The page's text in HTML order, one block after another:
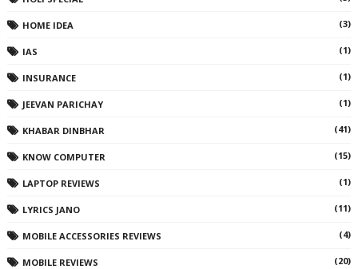
HOME IDEA (3)
IAS (1)
INSURANCE (1)
JEEVAN PARICHAY (1)
KHABAR DINBHAR (41)
KNOW COMPUTER (15)
LAPTOP REVIEWS (1)
LYRICS JANO (11)
MOBILE ACCESSORIES REVIEWS (4)
MOBILE REVIEWS (20)